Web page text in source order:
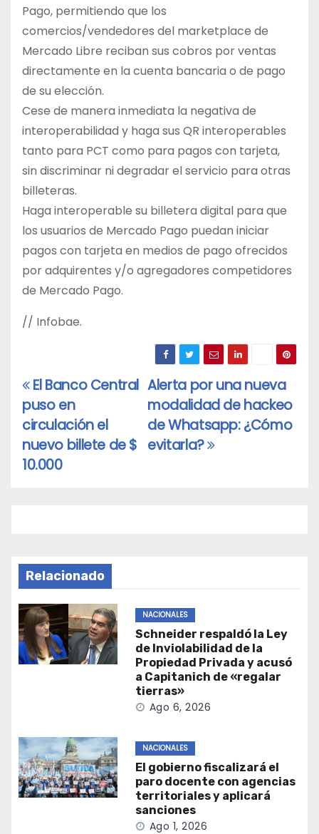
Pago, permitiendo que los
comercios/vendedores del marketplace de
Mercado Libre reciban sus cobros por ventas
directamente en la cuenta bancaria o de pago
de su elección.
Cese de manera inmediata la negativa de
interoperabilidad y haga sus QR interoperables
tanto para PCT como para pagos con tarjeta,
sin discriminar ni degradar el servicio para otras
billeteras.
Haga interoperable su billetera digital para que
los usuarios de Mercado Pago puedan iniciar
pagos con tarjeta en medios de pago ofrecidos
por adquirentes y/o agregadores competidores
de Mercado Pago.
// Infobae.
Navegación
de
entradas
Alerta por una nueva
modalidad de hackeo
de Whatsapp: ¿Cómo
evitarla?
El Banco Central
puso en
circulación el
nuevo billete de $
10.000
Relacionado
NACIONALES
Schneider respaldó la Ley
de Inviolabilidad de la
Propiedad Privada y acusó
a Capitanich de «regalar
tierras»
Ago 6, 2026
NACIONALES
El gobierno fiscalizará el
paro docente con agencias
territoriales y aplicará
sanciones
Ago 1, 2026